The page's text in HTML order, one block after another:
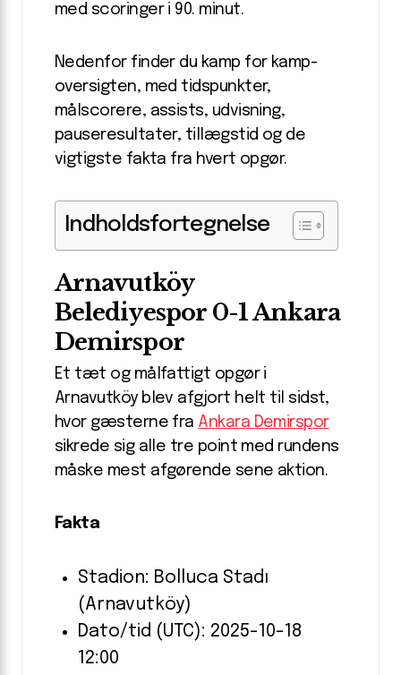
med scoringer i 90. minut.
Nedenfor finder du kamp for kamp-
oversigten, med tidspunkter,
målscorere, assists, udvisning,
pauseresultater, tillægstid og de
vigtigste fakta fra hvert opgør.
Indholdsfortegnelse
Arnavutköy
Belediyespor 0-1 Ankara
Demirspor
Et tæt og målfattigt opgør i
Arnavutköy blev afgjort helt til sidst,
hvor gæsterne fra Ankara Demirspor
sikrede sig alle tre point med rundens
måske mest afgørende sene aktion.
Fakta
Stadion: Bolluca Stadı
(Arnavutköy)
Dato/tid (UTC): 2025-10-18
12:00